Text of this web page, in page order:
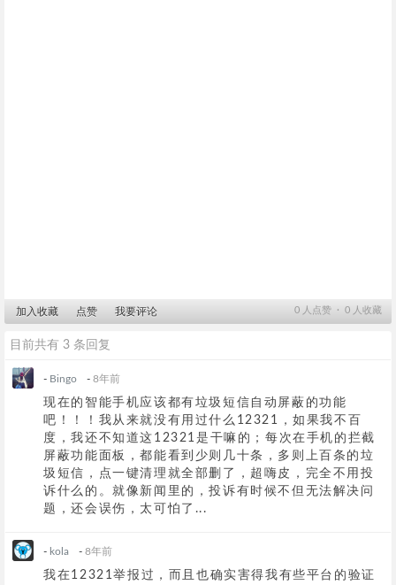
0 人点赞 ∙ 0 人收藏
加入收藏 点赞 我要评论
目前共有 3 条回复
- Bingo -8年前
现在的智能手机应该都有垃圾短信自动屏蔽的功能
吧！！！我从来就没有用过什么12321，如果我不百
度，我还不知道这12321是干嘛的；每次在手机的拦截
屏蔽功能面板，都能看到少则几十条，多则上百条的垃
圾短信，点一键清理就全部删了，超嗨皮，完全不用投
诉什么的。就像新闻里的，投诉有时候不但无法解决问
题，还会误伤，太可怕了...
- kola -8年前
我在12321举报过，而且也确实害得我有些平台的验证